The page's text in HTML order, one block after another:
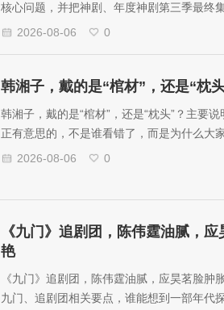
核心问题，并把神剧、年度神剧第三季最终
建议梳理清楚。
2026-08-06 0
韩湘子，戴的是“棺材”，还是“枕
韩湘子，戴的是“棺材”，还是“枕头”？主要
正有意思的，不是谁看错了，而是为什么大
法、配置或排查思路时参考。
2026-08-06 0
《九门》追剧团，陈伟霆油腻，
艳
《九门》追剧团，陈伟霆油腻，应昊茗脸肿
九门、追剧团相关要点，谁能想到一部年代